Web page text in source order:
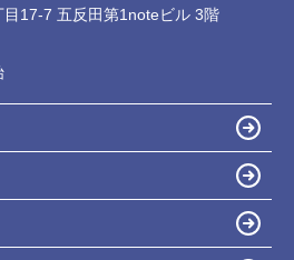
17-7 五反田第1noteビル 3階